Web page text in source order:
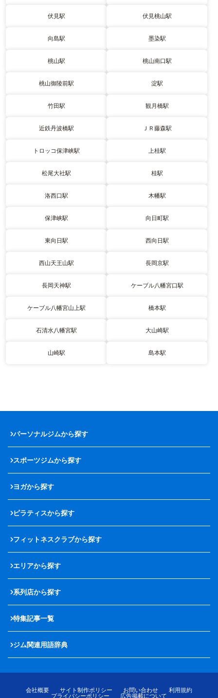
伏見駅 伏見桃山駅
向島駅 墨染駅
桃山駅 桃山南口駅
桃山御陵前駅 淀駅
竹田駅 観月橋駅
近鉄丹波橋駅 ＪＲ藤森駅
トロッコ保津峡駅 上桂駅
松尾大社駅 桂駅
洛西口駅 木幡駅
保津峡駅 向日町駅
東向日駅 西向日駅
西山天王山駅 長岡京駅
長岡天神駅 ケーブル八幡宮口駅
ケーブル八幡宮山上駅 橋本駅
石清水八幡宮駅 大山崎駅
山崎駅 島本駅
パーソナルジムから探す
スポーツジムから探す
ヨガから探す
ピラティスから探す
フィットネスクラブから探す
エリアから探す
系列店から探す
特集記事一覧
ジム関連用語辞典
会社概要 サイト制作ポリシー お問い合わせ
利用規約
プライバシーポリシー
広告掲載について